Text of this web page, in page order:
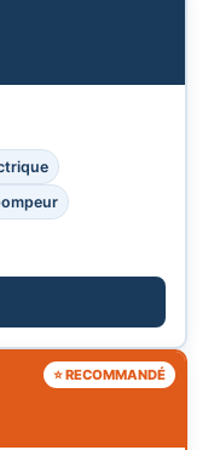
⭐ RECOMMANDÉ